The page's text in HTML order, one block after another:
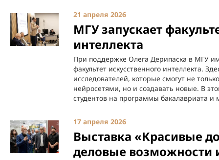
21 апреля 2026
МГУ запускает
интеллекта
При поддержке Олега Дерипаска в МГУ
факультет искусственного интеллекта.
исследователей, которые смогут не
нейросетями, но и создавать новые. В
студентов на программы бакалавриата и
17 апреля 2026
Выставка «Красивые
деловые возможности